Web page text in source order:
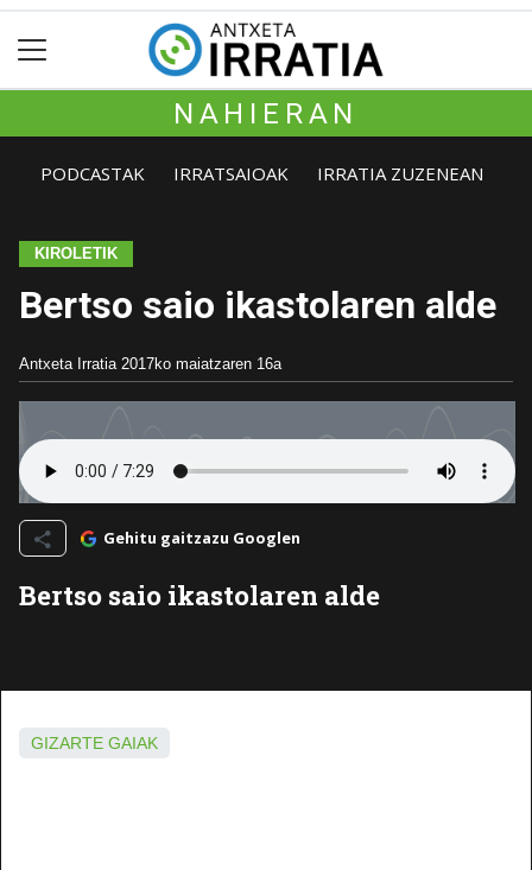
NAHIERAN
PODCASTAK IRRATSAIOAK IRRATIA ZUZENEAN
KIROLETIK
Bertso saio ikastolaren alde
Antxeta Irratia 2017ko maiatzaren 16a
Gehitu gaitzazu Googlen
Bertso saio ikastolaren alde
GIZARTE GAIAK